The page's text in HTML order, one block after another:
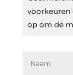
op om de